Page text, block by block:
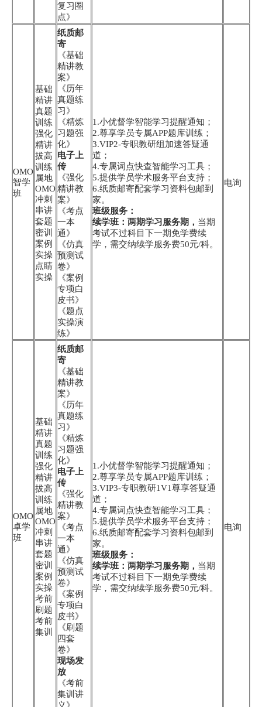
复习圈
点》
OMO
智学
班
基础
精讲
真题
训练
强化
精讲
拔高
训练
属地
OMO
冲刺
串讲
套题
密训
案例
实操
点睛
实操
纸质邮
寄
《基础
精讲教
案》
《历年
真题练
习》
《精炼
习题强
化》
电子上
传
《强化
精讲教
案》
《考点
一本
通》
《仿真
预测试
卷》
《案例
专项白
皮书》
《题点
实操演
练》
1.小优督学智能学习提醒通知；
2.尊享学员专属APP题库训练；
3.VIP2-专职教研组加速答疑通
道；
4.专属词点快查智能学习工具；
5.提供学员学术服务平台支持；
6.纸质邮寄配套学习资料包邮到
家。
班级服务：
续学班：两期学习服务期， 当期
考试不过科目下一期免学费续
学，需交纳续学服务费50元/科。
电询
OMO
卓学
班
基础
精讲
真题
训练
强化
精讲
拔高
训练
属地
OMO
冲刺
串讲
套题
密训
案例
实操
考前
刷题
考前
集训
纸质邮
寄
《基础
精讲教
案》
《历年
真题练
习》
《精炼
习题强
化》
电子上
传
《强化
精讲教
案》
《考点
一本
通》
《仿真
预测试
卷》
《案例
专项白
皮书》
《刷题
四套
卷》
现场发
放
《考前
集训讲
义》
1.小优督学智能学习提醒通知；
2.尊享学员专属APP题库训练；
3.VIP3-专职教研1V1尊享答疑通
道；
4.专属词点快查智能学习工具；
5.提供学员学术服务平台支持；
6.纸质邮寄配套学习资料包邮到
家。
班级服务：
续学班：两期学习服务期， 当期
考试不过科目下一期免学费续
学，需交纳续学服务费50元/科。
电询